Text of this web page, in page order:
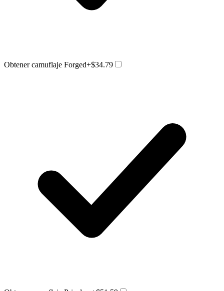
Obtener camuflaje Forged+$34.79